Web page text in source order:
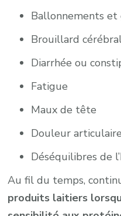
Ballonnements et
Brouillard
Diarrhée ou
Fatigue
Maux de tête
Douleur articulaire
Déséquilibres de
Au fil du temps,
produits laitiers